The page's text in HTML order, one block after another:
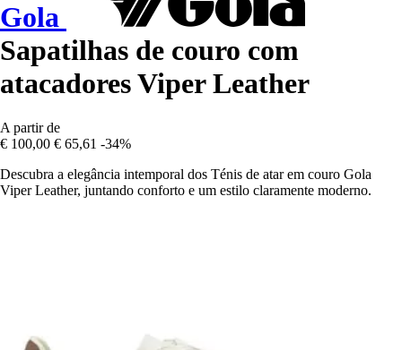
Gola
Sapatilhas de couro com
atacadores Viper Leather
A partir de
€ 100,00 € 65,61 -34%
Descubra a elegância intemporal dos Ténis de atar em couro Gola
Viper Leather, juntando conforto e um estilo claramente moderno.